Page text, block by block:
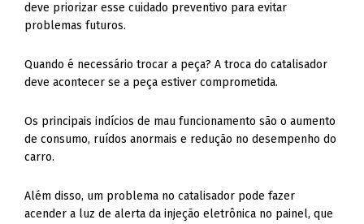
deve priorizar esse cuidado preventivo para evitar
problemas futuros.
Quando é necessário trocar a peça? A troca do catalisador
deve acontecer se a peça estiver comprometida.
Os principais indícios de mau funcionamento são o aumento
de consumo, ruídos anormais e redução no desempenho do
carro.
Além disso, um problema no catalisador pode fazer
acender a luz de alerta da injeção eletrônica no painel, que